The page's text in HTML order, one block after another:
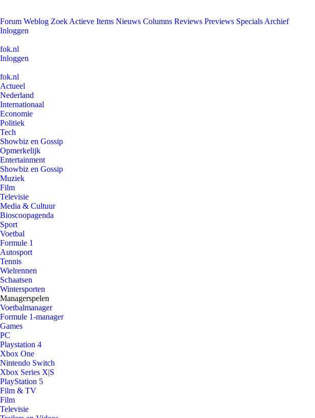
Forum Weblog Zoek Actieve Items Nieuws Columns Reviews Previews Specials Archief
Inloggen
fok.nl
Inloggen
fok.nl
Actueel
Nederland
Internationaal
Economie
Politiek
Tech
Showbiz en Gossip
Opmerkelijk
Entertainment
Showbiz en Gossip
Muziek
Film
Televisie
Media & Cultuur
Bioscoopagenda
Sport
Voetbal
Formule 1
Autosport
Tennis
Wielrennen
Schaatsen
Wintersporten
Managerspelen
Voetbalmanager
Formule 1-manager
Games
PC
Playstation 4
Xbox One
Nintendo Switch
Xbox Series X|S
PlayStation 5
Film & TV
Film
Televisie